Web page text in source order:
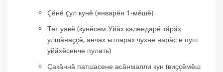
Çĕнĕ çул кунĕ (январĕн 1-мĕшĕ)
Тет уявӗ (кунӗсем Уйӑх календарӗ тӑрӑх
улшӑнаҫҫӗ, анчах ытларах чухне нарӑс е пуш
уйӑхӗсенче пулать)
Ҫакӑннӑ патшасене асӑнмалли кун (виҫҫӗмӗш